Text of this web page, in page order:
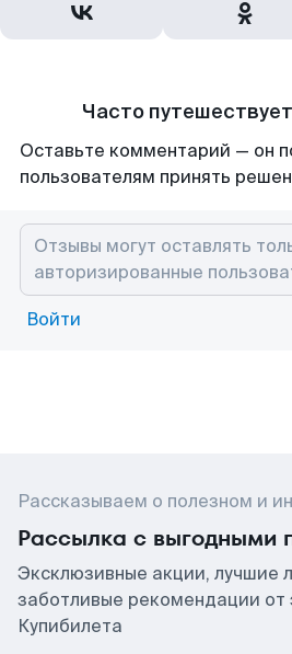
Часто
Оставьте комментарий — он
пользователям принять
Войти
Рассказываем о полезном и
Рассылка с выгодными
Эксклюзивные акции, лучшие
заботливые рекомендации от
Купибилета